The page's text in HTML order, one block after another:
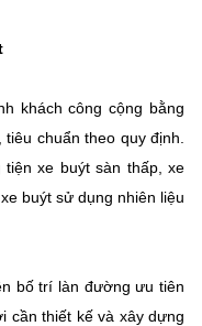
khách công cộng bằng
chuẩn theo quy định.
xe buýt sàn thấp, xe
buýt sử dụng nhiên liệu
bố trí làn đường ưu tiên
cần thiết kế và xây dựng